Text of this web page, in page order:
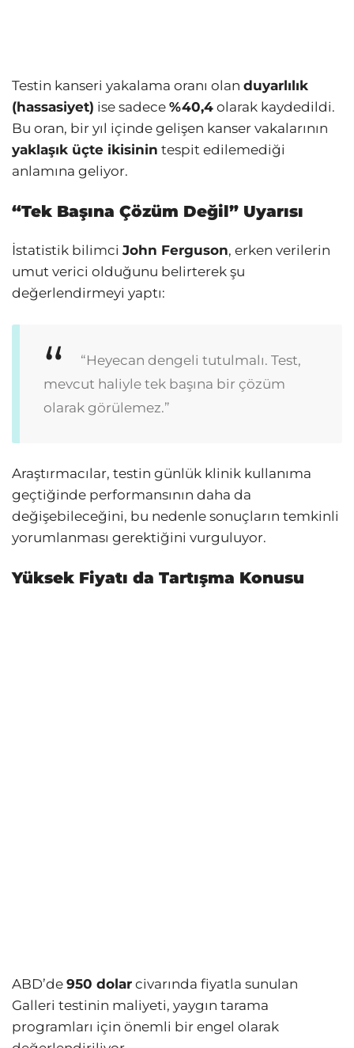
Testin kanseri yakalama oranı olan duyarlılık
(hassasiyet) ise sadece %40,4 olarak kaydedildi.
Bu oran, bir yıl içinde gelişen kanser vakalarının
yaklaşık üçte ikisinin tespit edilemediği
anlamına geliyor.
“Tek Başına Çözüm Değil” Uyarısı
İstatistik bilimci John Ferguson, erken verilerin
umut verici olduğunu belirterek şu
değerlendirmeyi yaptı:
“Heyecan dengeli tutulmalı. Test,
mevcut haliyle tek başına bir çözüm
olarak görülemez.”
Araştırmacılar, testin günlük klinik kullanıma
geçtiğinde performansının daha da
değişebileceğini, bu nedenle sonuçların temkinli
yorumlanması gerektiğini vurguluyor.
Yüksek Fiyatı da Tartışma Konusu
ABD’de 950 dolar civarında fiyatla sunulan
Galleri testinin maliyeti, yaygın tarama
programları için önemli bir engel olarak